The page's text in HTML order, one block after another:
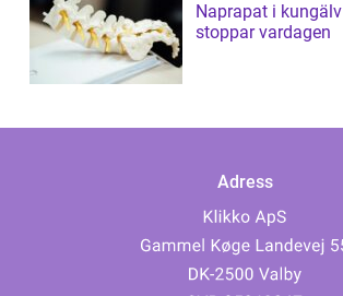
Naprapat i kungälv när ryggen
stoppar vardagen
Adress